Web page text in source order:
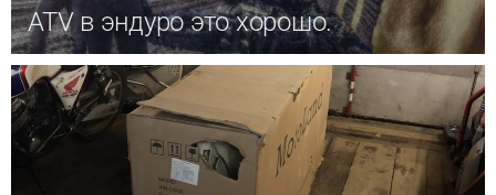
ATV в эндуро это хорошо.